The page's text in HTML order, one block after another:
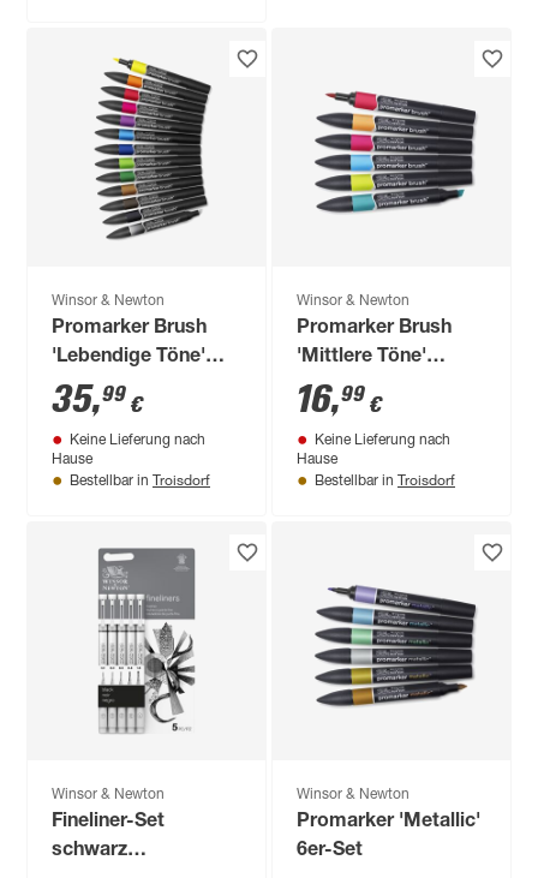
Winsor & Newton
Promarker Brush
'Lebendige Töne'
mehrfarbig 12+1-Set
35,99 €
Keine Lieferung nach
Hause
Bestellbar in Troisdorf
Winsor & Newton
Promarker Brush
'Mittlere Töne'
mehrfarbig 6er-Set
16,99 €
Keine Lieferung nach
Hause
Bestellbar in Troisdorf
Winsor & Newton
Fineliner-Set
schwarz
Winsor & Newton
Promarker 'Metallic'
6er-Set